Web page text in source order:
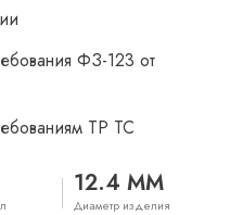
ФЗ-123 от
ТР ТС
12.4 ММ
Диаметр изделия